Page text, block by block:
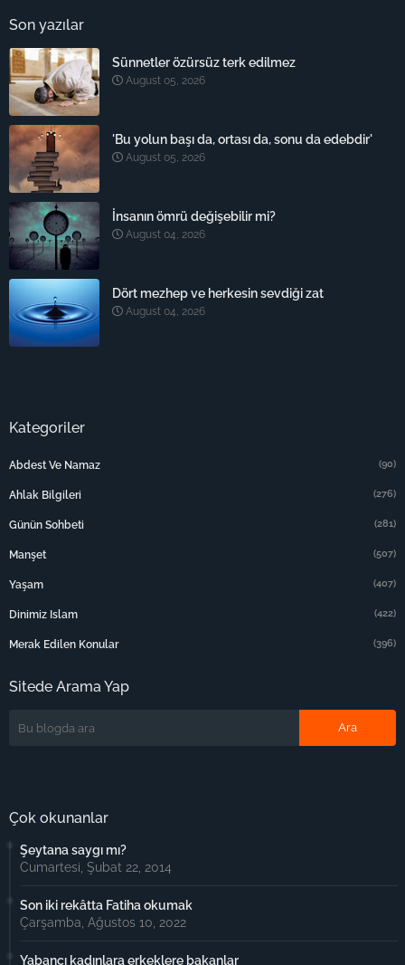
Son yazılar
Sünnetler özürsüz terk edilmez
August 05, 2026
'Bu yolun başı da, ortası da, sonu da edebdir'
August 05, 2026
İnsanın ömrü değişebilir mi?
August 04, 2026
Dört mezhep ve herkesin sevdiği zat
August 04, 2026
Kategoriler
Abdest Ve Namaz (90)
Ahlak Bilgileri (276)
Günün Sohbeti (281)
Manşet (507)
Yaşam (407)
Dinimiz Islam (422)
Merak Edilen Konular (396)
Sitede Arama Yap
Çok okunanlar
Şeytana saygı mı?
Cumartesi, Şubat 22, 2014
Son iki rekâtta Fatiha okumak
Çarşamba, Ağustos 10, 2022
Yabancı kadınlara erkeklere bakanlar